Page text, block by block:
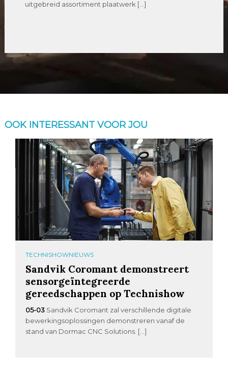
uitgebreid assortiment plaatwerk […]
OOK INTERESSANT VOOR JOU
TECHNISHOWNIEUWS
Sandvik Coromant demonstreert
sensorgeïntegreerde
gereedschappen op Technishow
05-03 Sandvik Coromant zal verschillende digitale
bewerkingsoplossingen demonstreren vanaf de
stand van Dormac CNC Solutions. […]